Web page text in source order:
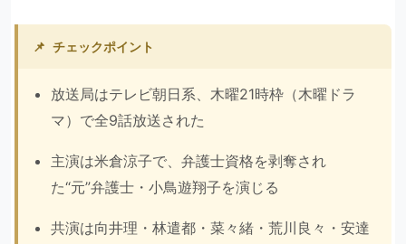
📌 チェックポイント
放送局はテレビ朝日系、木曜21時枠（木曜ドラ
マ）で全9話放送された
主演は米倉涼子で、弁護士資格を剥奪され
た“元”弁護士・小鳥遊翔子を演じる
共演は向井理・林遣都・菜々緒・荒川良々・安達